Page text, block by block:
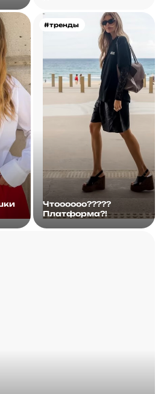
#тренды
Чтоооооо?????
Платформа?!